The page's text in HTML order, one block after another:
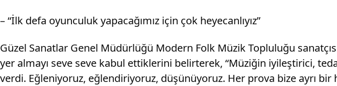
– “İlk defa oyunculuk yapacağımız için çok heyecanlıyız”
Güzel Sanatlar Genel Müdürlüğü Modern Folk Müzik Topluluğu
yer almayı seve seve kabul ettiklerini belirterek, “Müziğin iyileştirici,
verdi. Eğleniyoruz, eğlendiriyoruz, düşünüyoruz. Her prova bize ayrı